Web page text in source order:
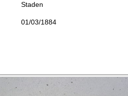
Staden
01/03/1884